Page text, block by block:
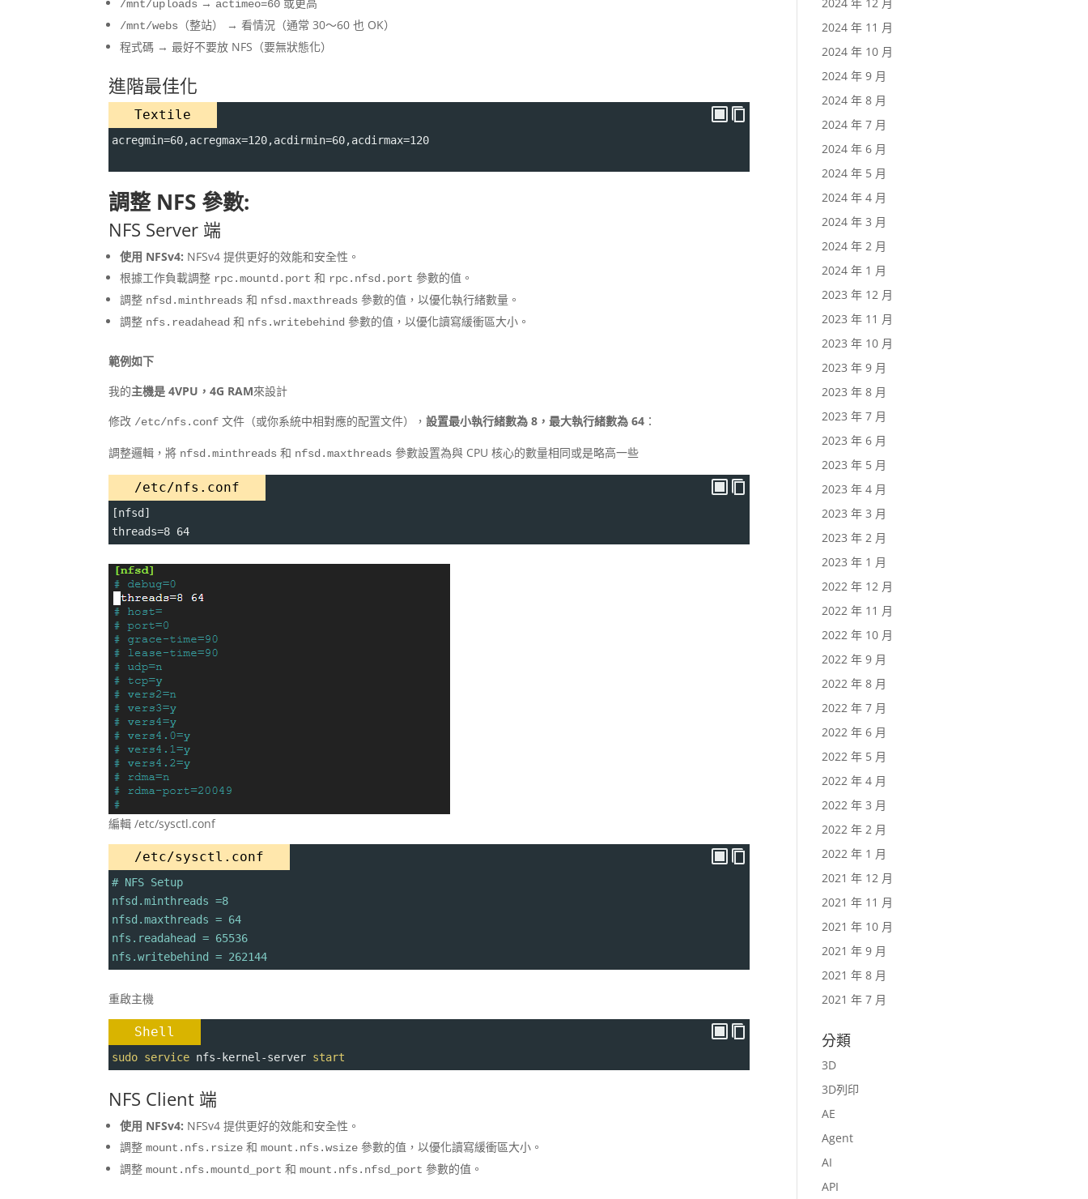
/mnt/uploads actimeo=60
/mnt/webs
（整站） → 看情況（通常 30～60 也 OK）
程式碼 → 最好不要放 NFS（要無狀態化）
進階最佳化
Textile
acregmin=60,acregmax=120,acdirmin=60,acdirmax=120
調整 NFS 參數:
NFS Server 端
使用 NFSv4: NFSv4 提供更好的效能和安全性。
根據工作負載調整 rpc.mountd.port 和 rpc.nfsd.port 參數的值。
調整 nfsd.minthreads 和 nfsd.maxthreads 參數的值，以優化執行緒數量。
調整 nfs.readahead 和 nfs.writebehind 參數的值，以優化讀寫緩衝區大小。
範例如下
我的主機是 4VPU，4G RAM來設計
修改 /etc/nfs.conf 文件（或你系統中相對應的配置文件），設置最小執行緒數為 8，最大執行緒數為 64 ：
調整邏輯，將 nfsd.minthreads 和 nfsd.maxthreads 參數設置為與 CPU 核心的數量相同或是略高一些
/etc/nfs.conf
[nfsd]
threads=8 64
編輯 /etc/sysctl.conf
/etc/sysctl.conf
# NFS Setup
nfsd.minthreads =8
nfsd.maxthreads = 64
nfs.readahead = 65536
nfs.writebehind = 262144
重啟主機
Shell
sudo service nfs-kernel-server start
NFS Client 端
使用 NFSv4: NFSv4 提供更好的效能和安全性。
調整mount.nfs.rsize 和mount.nfs.wsize 參數的值，以優化讀寫緩衝區大小。
調整mount.nfs.mountd_port 和mount.nfs.nfsd_port 參數的值。
2024 年 11 月
2024 年 10 月
2024 年 9 月
2024 年 8 月
2024 年 7 月
2024 年 6 月
2024 年 5 月
2024 年 4 月
2024 年 3 月
2024 年 2 月
2024 年 1 月
2023 年 12 月
2023 年 11 月
2023 年 10 月
2023 年 9 月
2023 年 8 月
2023 年 7 月
2023 年 6 月
2023 年 5 月
2023 年 4 月
2023 年 3 月
2023 年 2 月
2023 年 1 月
2022 年 12 月
2022 年 11 月
2022 年 10 月
2022 年 9 月
2022 年 8 月
2022 年 7 月
2022 年 6 月
2022 年 5 月
2022 年 4 月
2022 年 3 月
2022 年 2 月
2022 年 1 月
2021 年 12 月
2021 年 11 月
2021 年 10 月
2021 年 9 月
2021 年 8 月
2021 年 7 月
分類
3D
3D列印
AE
Agent
AI
API